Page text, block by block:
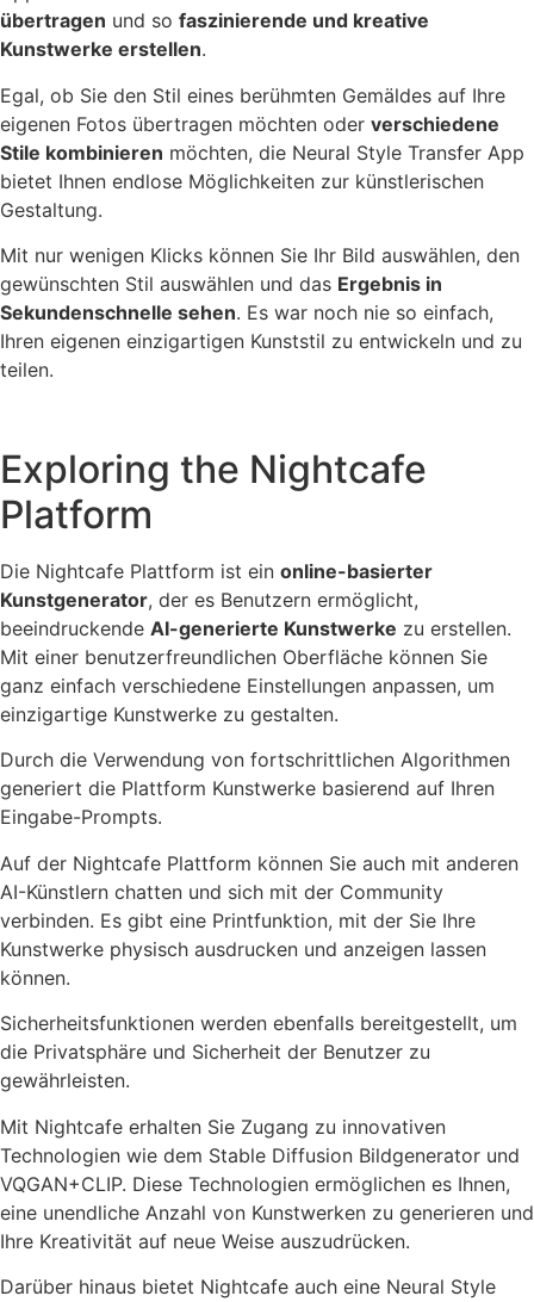
übertragen und so faszinierende und kreative
Kunstwerke erstellen.
Egal, ob Sie den Stil eines berühmten Gemäldes auf Ihre
eigenen Fotos übertragen möchten oder verschiedene
Stile kombinieren möchten, die Neural Style Transfer App
bietet Ihnen endlose Möglichkeiten zur künstlerischen
Gestaltung.
Mit nur wenigen Klicks können Sie Ihr Bild auswählen, den
gewünschten Stil auswählen und das Ergebnis in
Sekundenschnelle sehen. Es war noch nie so einfach,
Ihren eigenen einzigartigen Kunststil zu entwickeln und zu
teilen.
Exploring the Nightcafe
Platform
Die Nightcafe Plattform ist ein online-basierter
Kunstgenerator, der es Benutzern ermöglicht,
beeindruckende AI-generierte Kunstwerke zu erstellen.
Mit einer benutzerfreundlichen Oberfläche können Sie
ganz einfach verschiedene Einstellungen anpassen, um
einzigartige Kunstwerke zu gestalten.
Durch die Verwendung von fortschrittlichen Algorithmen
generiert die Plattform Kunstwerke basierend auf Ihren
Eingabe-Prompts.
Auf der Nightcafe Plattform können Sie auch mit anderen
AI-Künstlern chatten und sich mit der Community
verbinden. Es gibt eine Printfunktion, mit der Sie Ihre
Kunstwerke physisch ausdrucken und anzeigen lassen
können.
Sicherheitsfunktionen werden ebenfalls bereitgestellt, um
die Privatsphäre und Sicherheit der Benutzer zu
gewährleisten.
Mit Nightcafe erhalten Sie Zugang zu innovativen
Technologien wie dem Stable Diffusion Bildgenerator und
VQGAN+CLIP. Diese Technologien ermöglichen es Ihnen,
eine unendliche Anzahl von Kunstwerken zu generieren und
Ihre Kreativität auf neue Weise auszudrücken.
Darüber hinaus bietet Nightcafe auch eine Neural Style